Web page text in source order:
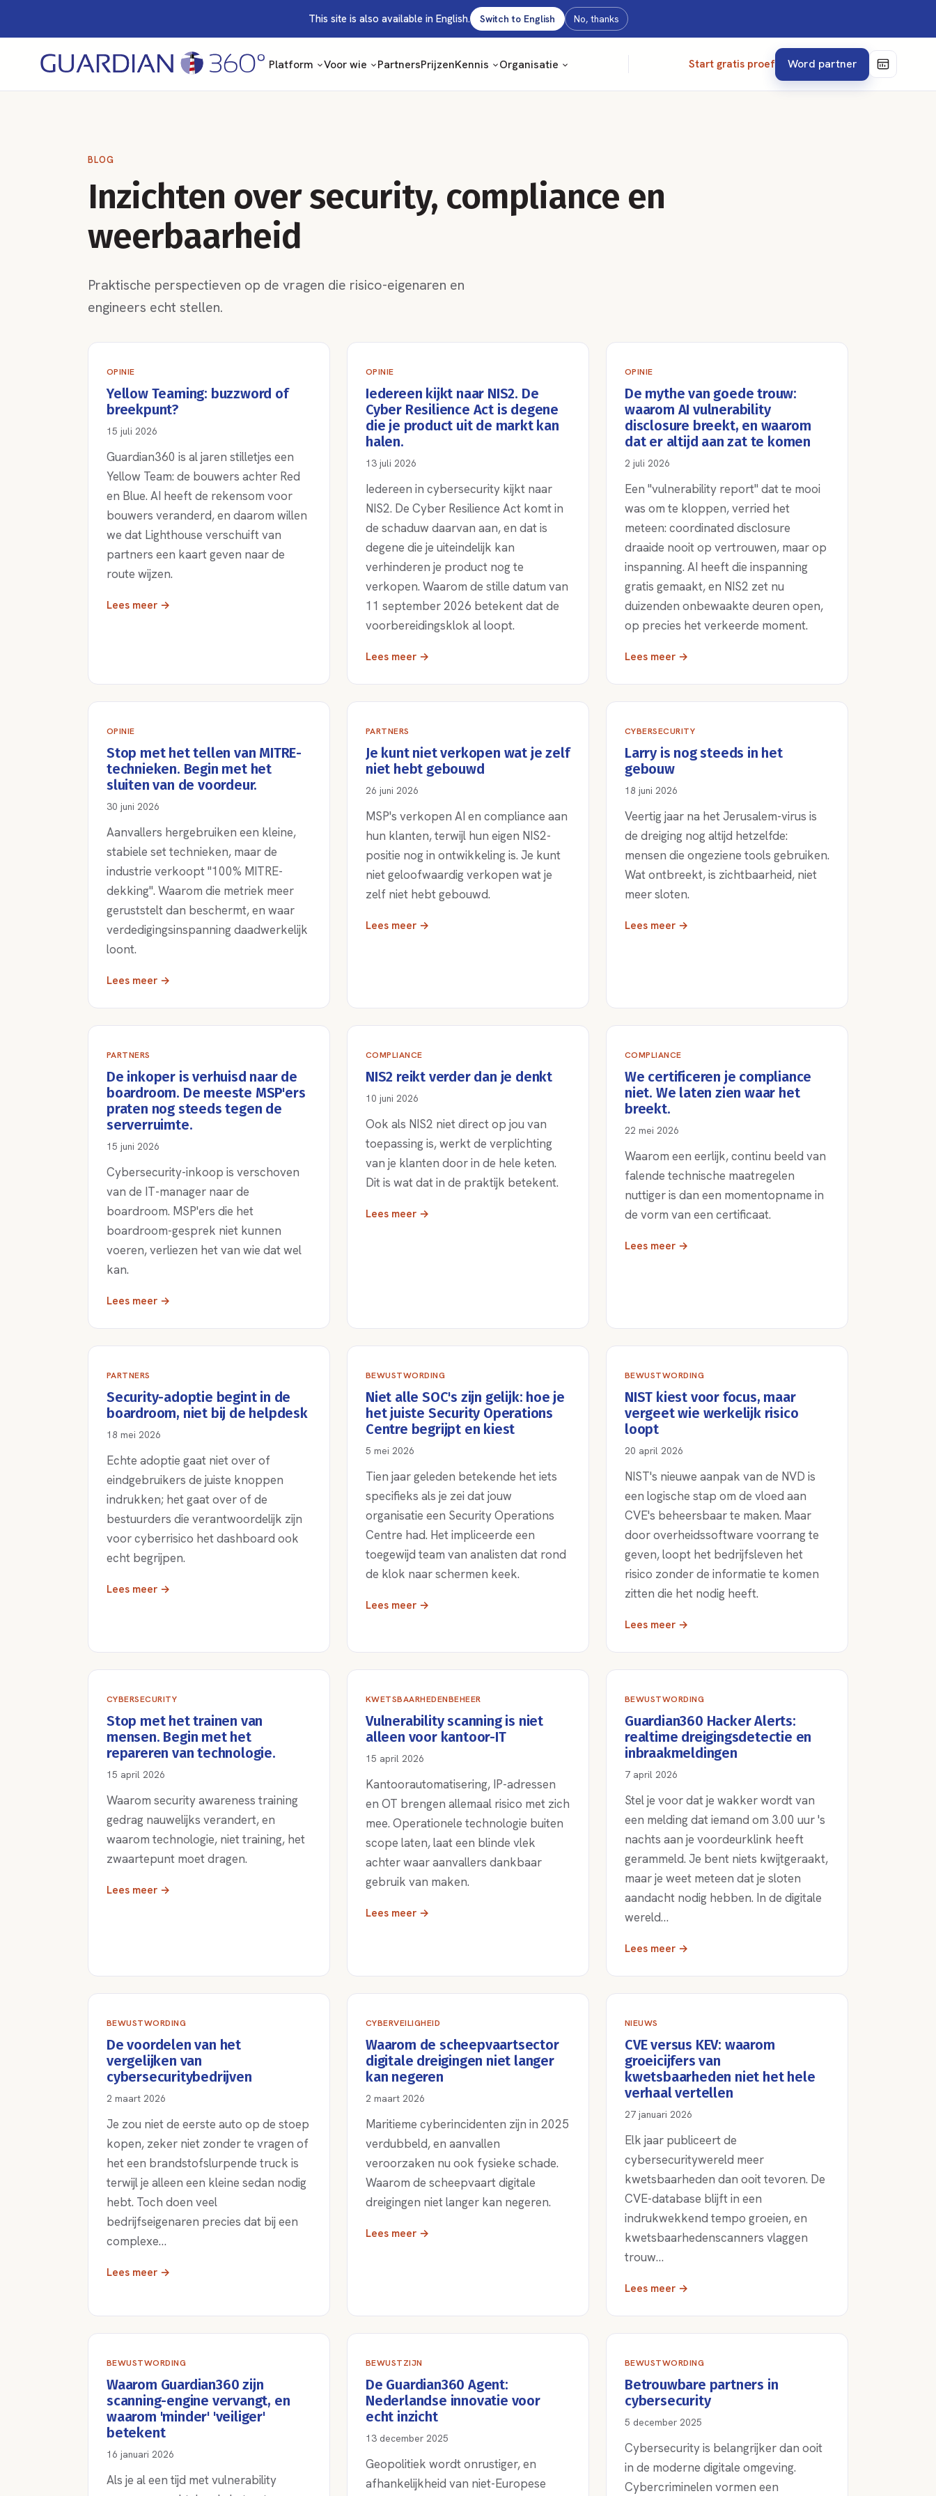
This site is also available in English. Switch to English No, thanks
Platform Voor wie PartnersPrijzenKennis Organisatie Start gratis proef Word partner
BLOG
Inzichten over security, compliance en
weerbaarheid
Praktische perspectieven op de vragen die risico-eigenaren en
engineers echt stellen.
OPINIE
Yellow Teaming: buzzword of
breekpunt?
15 juli 2026
Guardian360 is al jaren stilletjes een
Yellow Team: de bouwers achter Red
en Blue. AI heeft de rekensom voor
bouwers veranderd, en daarom willen
we dat Lighthouse verschuift van
partners een kaart geven naar de
route wijzen.
Lees meer →
OPINIE
Iedereen kijkt naar NIS2. De
Cyber Resilience Act is degene
die je product uit de markt kan
halen.
13 juli 2026
Iedereen in cybersecurity kijkt naar
NIS2. De Cyber Resilience Act komt in
de schaduw daarvan aan, en dat is
degene die je uiteindelijk kan
verhinderen je product nog te
verkopen. Waarom de stille datum van
11 september 2026 betekent dat de
voorbereidingsklok al loopt.
Lees meer →
OPINIE
De mythe van goede trouw:
waarom AI vulnerability
disclosure breekt, en waarom
dat er altijd aan zat te komen
2 juli 2026
Een "vulnerability report" dat te mooi
was om te kloppen, verried het
meteen: coordinated disclosure
draaide nooit op vertrouwen, maar op
inspanning. AI heeft die inspanning
gratis gemaakt, en NIS2 zet nu
duizenden onbewaakte deuren open,
op precies het verkeerde moment.
Lees meer →
OPINIE
Stop met het tellen van MITRE-
technieken. Begin met het
sluiten van de voordeur.
30 juni 2026
Aanvallers hergebruiken een kleine,
stabiele set technieken, maar de
industrie verkoopt "100% MITRE-
dekking". Waarom die metriek meer
geruststelt dan beschermt, en waar
verdedigingsinspanning daadwerkelijk
loont.
Lees meer →
PARTNERS
Je kunt niet verkopen wat je zelf
niet hebt gebouwd
26 juni 2026
MSP's verkopen AI en compliance aan
hun klanten, terwijl hun eigen NIS2-
positie nog in ontwikkeling is. Je kunt
niet geloofwaardig verkopen wat je
zelf niet hebt gebouwd.
Lees meer →
CYBERSECURITY
Larry is nog steeds in het
gebouw
18 juni 2026
Veertig jaar na het Jerusalem-virus is
de dreiging nog altijd hetzelfde:
mensen die ongeziene tools gebruiken.
Wat ontbreekt, is zichtbaarheid, niet
meer sloten.
Lees meer →
PARTNERS
De inkoper is verhuisd naar de
boardroom. De meeste MSP'ers
praten nog steeds tegen de
serverruimte.
15 juni 2026
Cybersecurity-inkoop is verschoven
van de IT-manager naar de
boardroom. MSP'ers die het
boardroom-gesprek niet kunnen
voeren, verliezen het van wie dat wel
kan.
Lees meer →
COMPLIANCE
NIS2 reikt verder dan je denkt
10 juni 2026
Ook als NIS2 niet direct op jou van
toepassing is, werkt de verplichting
van je klanten door in de hele keten.
Dit is wat dat in de praktijk betekent.
Lees meer →
COMPLIANCE
We certificeren je compliance
niet. We laten zien waar het
breekt.
22 mei 2026
Waarom een eerlijk, continu beeld van
falende technische maatregelen
nuttiger is dan een momentopname in
de vorm van een certificaat.
Lees meer →
PARTNERS
Security-adoptie begint in de
boardroom, niet bij de helpdesk
18 mei 2026
Echte adoptie gaat niet over of
eindgebruikers de juiste knoppen
indrukken; het gaat over of de
bestuurders die verantwoordelijk zijn
voor cyberrisico het dashboard ook
echt begrijpen.
Lees meer →
BEWUSTWORDING
Niet alle SOC's zijn gelijk: hoe je
het juiste Security Operations
Centre begrijpt en kiest
5 mei 2026
Tien jaar geleden betekende het iets
specifieks als je zei dat jouw
organisatie een Security Operations
Centre had. Het impliceerde een
toegewijd team van analisten dat rond
de klok naar schermen keek.
Lees meer →
BEWUSTWORDING
NIST kiest voor focus, maar
vergeet wie werkelijk risico
loopt
20 april 2026
NIST's nieuwe aanpak van de NVD is
een logische stap om de vloed aan
CVE's beheersbaar te maken. Maar
door overheidssoftware voorrang te
geven, loopt het bedrijfsleven het
risico zonder de informatie te komen
zitten die het nodig heeft.
Lees meer →
CYBERSECURITY
Stop met het trainen van
mensen. Begin met het
repareren van technologie.
15 april 2026
Waarom security awareness training
gedrag nauwelijks verandert, en
waarom technologie, niet training, het
zwaartepunt moet dragen.
Lees meer →
KWETSBAARHEDENBEHEER
Vulnerability scanning is niet
alleen voor kantoor-IT
15 april 2026
Kantoorautomatisering, IP-adressen
en OT brengen allemaal risico met zich
mee. Operationele technologie buiten
scope laten, laat een blinde vlek
achter waar aanvallers dankbaar
gebruik van maken.
Lees meer →
BEWUSTWORDING
Guardian360 Hacker Alerts:
realtime dreigingsdetectie en
inbraakmeldingen
7 april 2026
Stel je voor dat je wakker wordt van
een melding dat iemand om 3.00 uur 's
nachts aan je voordeurklink heeft
gerammeld. Je bent niets kwijtgeraakt,
maar je weet meteen dat je sloten
aandacht nodig hebben. In de digitale
wereld…
Lees meer →
BEWUSTWORDING
De voordelen van het
vergelijken van
cybersecuritybedrijven
2 maart 2026
Je zou niet de eerste auto op de stoep
kopen, zeker niet zonder te vragen of
het een brandstofslurpende truck is
terwijl je alleen een kleine sedan nodig
hebt. Toch doen veel
bedrijfseigenaren precies dat bij een
complexe…
Lees meer →
CYBERVEILIGHEID
Waarom de scheepvaartsector
digitale dreigingen niet langer
kan negeren
2 maart 2026
Maritieme cyberincidenten zijn in 2025
verdubbeld, en aanvallen
veroorzaken nu ook fysieke schade.
Waarom de scheepvaart digitale
dreigingen niet langer kan negeren.
Lees meer →
NIEUWS
CVE versus KEV: waarom
groeicijfers van
kwetsbaarheden niet het hele
verhaal vertellen
27 januari 2026
Elk jaar publiceert de
cybersecuritywereld meer
kwetsbaarheden dan ooit tevoren. De
CVE-database blijft in een
indrukwekkend tempo groeien, en
kwetsbaarhedenscanners vlaggen
trouw…
Lees meer →
BEWUSTWORDING
Waarom Guardian360 zijn
scanning-engine vervangt, en
waarom 'minder' 'veiliger'
betekent
16 januari 2026
Als je al een tijd met vulnerability
BEWUSTZIJN
De Guardian360 Agent:
Nederlandse innovatie voor
echt inzicht
13 december 2025
Geopolitiek wordt onrustiger, en
afhankelijkheid van niet-Europese
BEWUSTWORDING
Betrouwbare partners in
cybersecurity
5 december 2025
Cybersecurity is belangrijker dan ooit
in de moderne digitale omgeving.
Cybercriminelen vormen een